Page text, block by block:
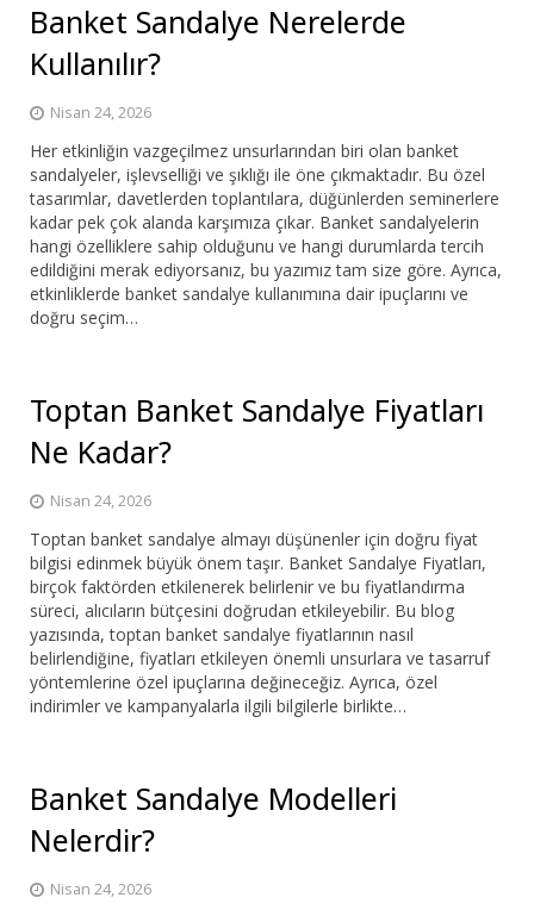
Banket Sandalye Nerelerde
Kullanılır?
Nisan 24, 2026
Her etkinliğin vazgeçilmez unsurlarından biri olan banket
sandalyeler, işlevselliği ve şıklığı ile öne çıkmaktadır. Bu özel
tasarımlar, davetlerden toplantılara, düğünlerden seminerlere
kadar pek çok alanda karşımıza çıkar. Banket sandalyelerin
hangi özelliklere sahip olduğunu ve hangi durumlarda tercih
edildiğini merak ediyorsanız, bu yazımız tam size göre. Ayrıca,
etkinliklerde banket sandalye kullanımına dair ipuçlarını ve
doğru seçim…
Toptan Banket Sandalye Fiyatları
Ne Kadar?
Nisan 24, 2026
Toptan banket sandalye almayı düşünenler için doğru fiyat
bilgisi edinmek büyük önem taşır. Banket Sandalye Fiyatları,
birçok faktörden etkilenerek belirlenir ve bu fiyatlandırma
süreci, alıcıların bütçesini doğrudan etkileyebilir. Bu blog
yazısında, toptan banket sandalye fiyatlarının nasıl
belirlendiğine, fiyatları etkileyen önemli unsurlara ve tasarruf
yöntemlerine özel ipuçlarına değineceğiz. Ayrıca, özel
indirimler ve kampanyalarla ilgili bilgilerle birlikte…
Banket Sandalye Modelleri
Nelerdir?
Nisan 24, 2026